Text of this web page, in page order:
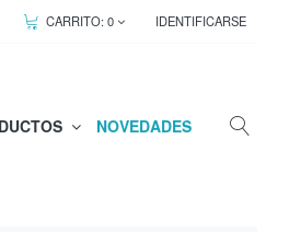
CARRITO:0 IDENTIFICARSE
NOVEDADES